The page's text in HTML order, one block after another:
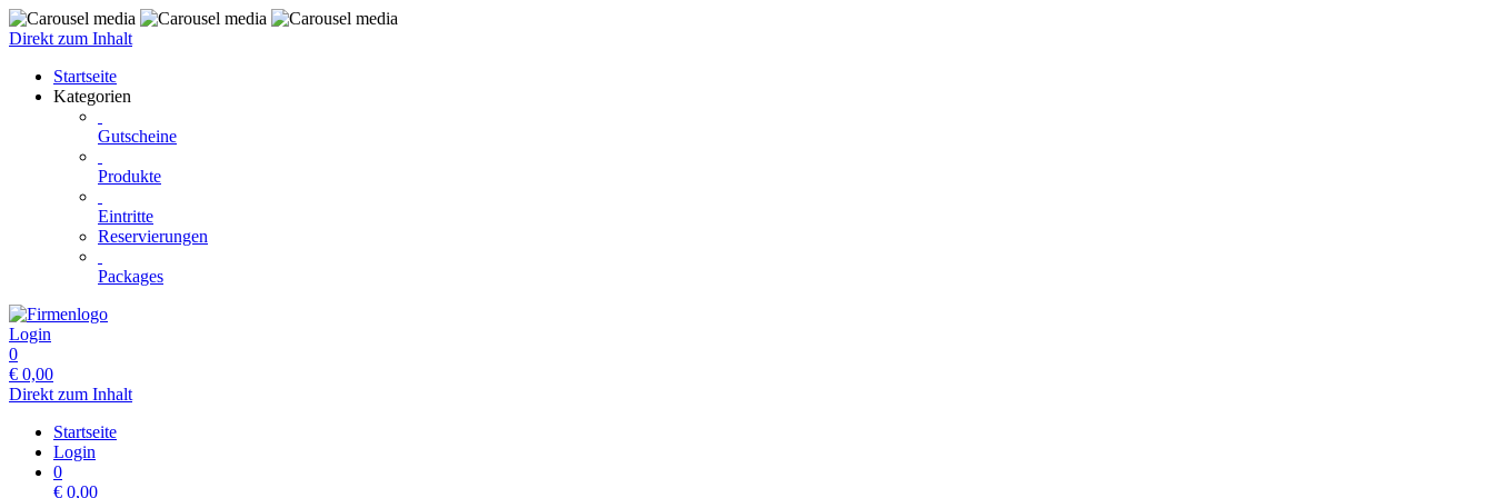
Direkt zum Inhalt
Startseite
Kategorien
Gutscheine
Produkte
Eintritte
Reservierungen
Packages
Login
0
€ 0,00
Direkt zum Inhalt
Startseite
Login
0
€ 0,00